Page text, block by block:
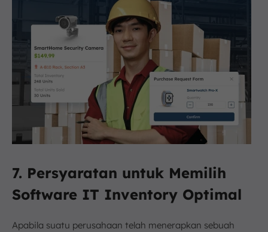
7. Persyaratan untuk Memilih
Software IT Inventory Optimal
Apabila suatu perusahaan telah menerapkan sebuah